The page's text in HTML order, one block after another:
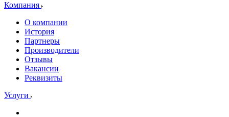
Компания
О компании
История
Партнеры
Производители
Отзывы
Вакансии
Реквизиты
Услуги